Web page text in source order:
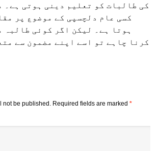
کی طالبات کو تعلیم دینی ہوتی ہے۔
کسی عام دلچسپی کے موضوع پر
ہوتا ہے۔ لیکن اگر کوئی طالبہ
کرنا چاہے تو اسے اپنے مضمون سے
not be published. Required fields are marked *